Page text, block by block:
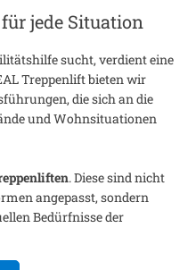
für jede Situation
sucht, verdient eine
Treppenlift bieten wir
die sich an die
und Wohnsituationen
. Diese sind nicht
angepasst, sondern
Bedürfnisse der